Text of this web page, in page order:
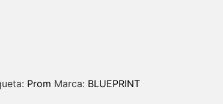
Prom Marca: BLUEPRINT